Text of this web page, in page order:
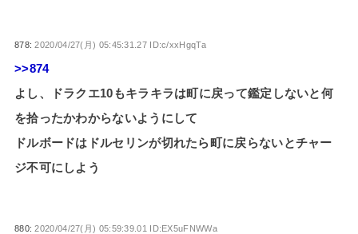
878:2020/04/27(月) 05:45:31.27 ID:c/xxHgqTa
>>874
よし、ドラクエ10もキラキラは町に戻って鑑定しないと何
を拾ったかわからないようにして
ドルボードはドルセリンが切れたら町に戻らないとチャー
ジ不可にしよう
880:2020/04/27(月) 05:59:39.01 ID:EX5uFNWWa